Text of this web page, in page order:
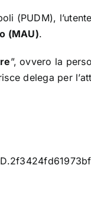
(PUDM),
(MAU).
”, ovvero la
delega per